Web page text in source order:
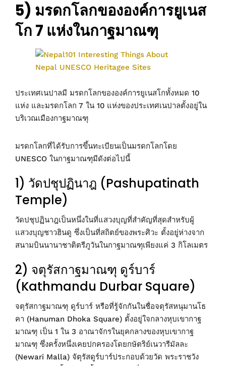
5) มรดกโลกขององค์การยูเนส
โก 7 แห่งในกาฐมาณฑุ
ประเทศเนปาลมี มรดกโลกขององค์การยูเนสโกทั้งหมด 10
แห่ง และมรดกโลก 7 ใน 10 แห่งของประเทศเนปาลตั้งอยู่ใน
บริเวณเมืองกาฐมาณฑุ
มรดกโลกที่ได้รับการขึ้นทะเบียนเป็นมรดกโลกโดย
UNESCO ในกาฐมาณฑุมีดังต่อไปนี้
1) วัดปชุปฏินาฎ (Pashupatinath
Temple)
วัดปชุปฏินาฎเป็นหนึ่งในที่แสวงบุญที่สำคัญที่สุดสำหรับผู้
แสวงบุญชาวฮินดู ซึ่งเป็นที่สถิตย์ของพระศิวะ ตั้งอยู่ห่างจาก
สนามบินนานาชาติตรีภูวันในกาฐมาณฑุเพียงแค่ 3 กิโลเมตร
2) จตุรัสกาฐมาณฑุ ดูร์บาร์
(Kathmandu Durbar Square)
จตุรัสกาฐมาณฑุ ดูร์บาร์ หรือที่รู้จักกันในชื่อจตุรัสหนุมานโธ
คา (Hanuman Dhoka Square) ตั้งอยู่ใจกลางหุบเขากาฐ
มาณฑุ เป็น 1 ใน 3 อาณาจักรในยุคกลางของหุบเขากาฐ
มาณฑุ ซึ่งครั้งหนึ่งเคยปกครองโดยกษัตริย์เนวารีมัลละ
(Newari Malla) จัตุรัสดูร์บาร์ประกอบด้วยวัด พระราชวัง